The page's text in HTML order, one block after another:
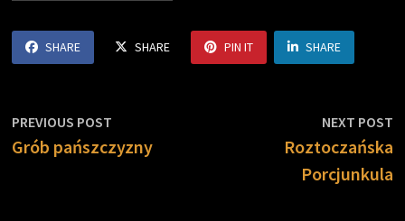
o
r
n
SHARE SHARE PIN IT SHARE
Nawigacja
wpisu
PREVIOUS POST
post:
Grób pańszczyzny
NEXT POST
Roztoczańska
Porcjunkula